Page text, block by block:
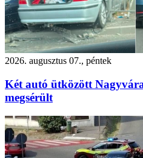
2026. augusztus 07., péntek
Két autó ütközött
megsérült